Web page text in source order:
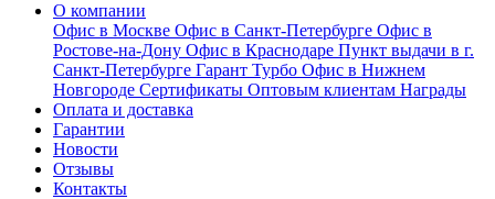
О компании
Офис в Москве Офис в Санкт-Петербурге Офис в
Ростове-на-Дону Офис в Краснодаре Пункт выдачи в г.
Санкт-Петербурге Гарант Турбо Офис в Нижнем
Новгороде Сертификаты Оптовым клиентам Награды
Оплата и доставка
Гарантии
Новости
Отзывы
Контакты